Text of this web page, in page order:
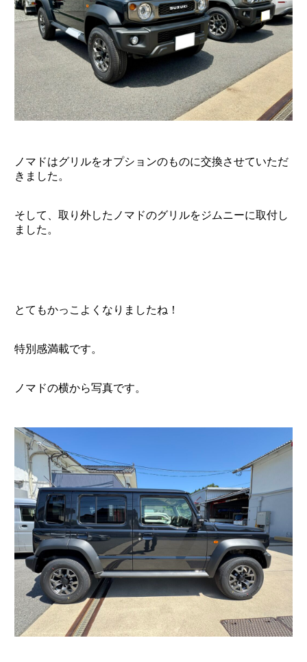
ノマドはグリルをオプションのものに交換させていただ
きました。
そして、取り外したノマドのグリルをジムニーに取付し
ました。
とてもかっこよくなりましたね！
特別感満載です。
ノマドの横から写真です。